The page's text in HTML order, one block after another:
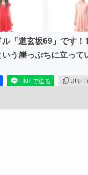
「道玄坂69」です
う崖っぷちに立っ
LINEで送る URL